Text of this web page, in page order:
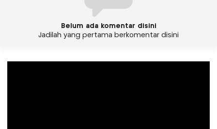
Belum ada komentar disini
Jadilah yang pertama berkomentar disini